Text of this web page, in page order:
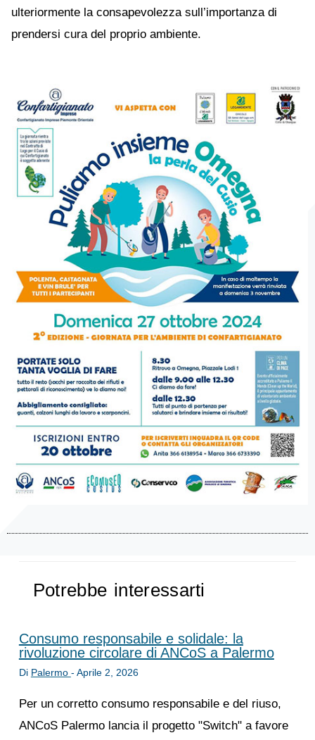
ulteriormente la consapevolezza sull’importanza di
prendersi cura del proprio ambiente.
Potrebbe interessarti
Consumo responsabile e solidale: la
rivoluzione circolare di ANCoS a Palermo
Di Palermo - Aprile 2, 2026
Per un corretto consumo responsabile e del riuso,
ANCoS Palermo lancia il progetto "Switch" a favore